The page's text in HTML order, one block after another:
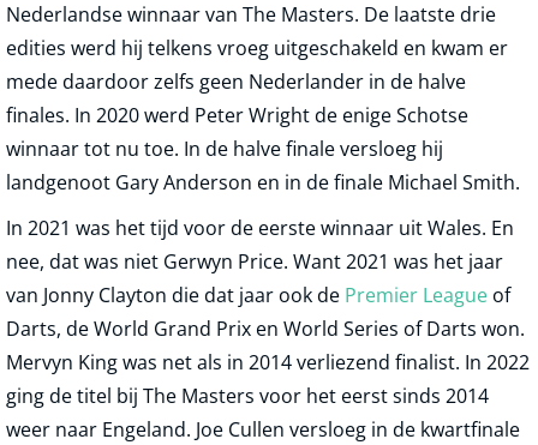
Nederlandse winnaar van The Masters. De laatste drie
edities werd hij telkens vroeg uitgeschakeld en kwam er
mede daardoor zelfs geen Nederlander in de halve
finales. In 2020 werd Peter Wright de enige Schotse
winnaar tot nu toe. In de halve finale versloeg hij
landgenoot Gary Anderson en in de finale Michael Smith.
In 2021 was het tijd voor de eerste winnaar uit Wales. En
nee, dat was niet Gerwyn Price. Want 2021 was het jaar
van Jonny Clayton die dat jaar ook de Premier League of
Darts, de World Grand Prix en World Series of Darts won.
Mervyn King was net als in 2014 verliezend finalist. In 2022
ging de titel bij The Masters voor het eerst sinds 2014
weer naar Engeland. Joe Cullen versloeg in de kwartfinale